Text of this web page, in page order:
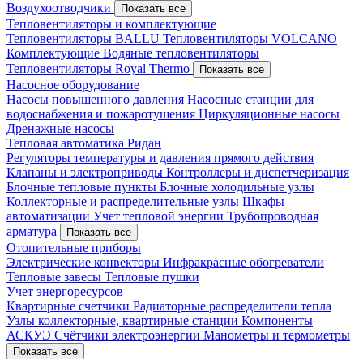
Воздухоотводчики
Показать все
Тепловентиляторы и комплектующие
Тепловентиляторы BALLU Тепловентиляторы VOLCANO
Комплектующие Водяные тепловентиляторы
Тепловентиляторы Royal Thermo
Показать все
Насосное оборудование
Насосы повышенного давления Насосные станции для
водоснабжения и пожаротушения Циркуляционные насосы
Дренажные насосы
Тепловая автоматика Ридан
Регуляторы температуры и давления прямого действия
Клапаны и электроприводы Контроллеры и диспетчеризация
Блочные тепловые пункты Блочные холодильные узлы
Коллекторные и распределительные узлы Шкафы
автоматизации Учет тепловой энергии Трубопроводная
арматура
Показать все
Отопительные приборы
Электрические конвекторы Инфракрасные обогреватели
Тепловые завесы Тепловые пушки
Учет энергоресурсов
Квартирные счетчики Радиаторные распределители тепла
Узлы коллекторные, квартирные станции Компоненты
АСКУЭ Счётчики электроэнергии Манометры и термометры
Показать все